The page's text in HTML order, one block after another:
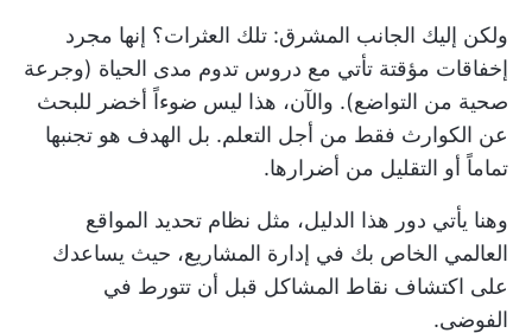
ولكن إليك الجانب المشرق: تلك العثرات؟ إنها مجرد
إخفاقات مؤقتة تأتي مع دروس تدوم مدى الحياة (وجرعة
صحية من التواضع). والآن، هذا ليس ضوءاً أخضر للبحث
عن الكوارث فقط من أجل التعلم. بل الهدف هو تجنبها
تماماً أو التقليل من أضرارها.
وهنا يأتي دور هذا الدليل، مثل نظام تحديد المواقع
العالمي الخاص بك في إدارة المشاريع، حيث يساعدك
على اكتشاف نقاط المشاكل قبل أن تتورط في
الفوضى.